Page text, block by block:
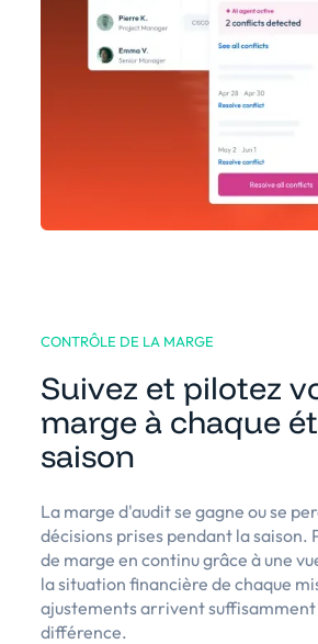
CONTRÔLE DE LA MARGE
Suivez et pilotez
marge à chaque
saison
La marge d'audit se gagne ou se
décisions prises pendant la saison.
de marge en continu grâce à une
la situation financière de chaque
ajustements arrivent
différence.